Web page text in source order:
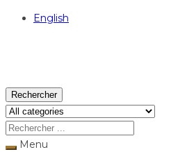
English
Rechercher
Menu